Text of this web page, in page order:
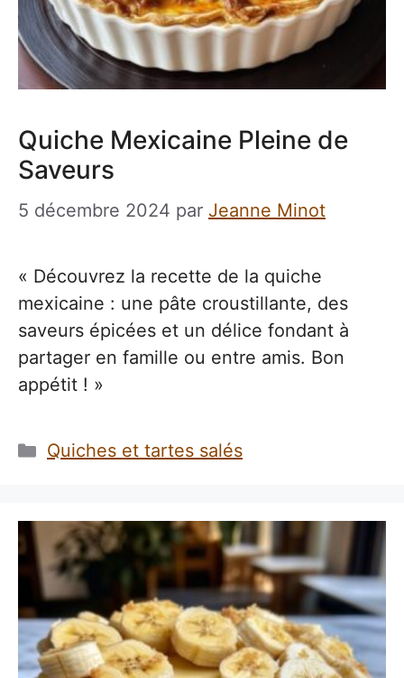
Quiche Mexicaine Pleine de
Saveurs
5 décembre 2024 par Jeanne Minot
« Découvrez la recette de la quiche
mexicaine : une pâte croustillante, des
saveurs épicées et un délice fondant à
partager en famille ou entre amis. Bon
appétit ! »
Catégories
Quiches et tartes salés